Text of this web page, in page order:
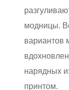
модницы.
вариантов
нарядных
принтом.